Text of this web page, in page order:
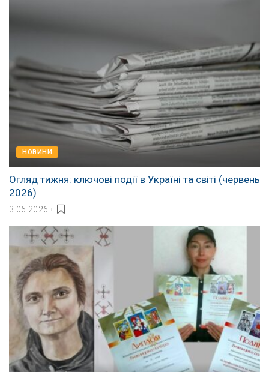
НОВИНИ
Огляд тижня: ключові події в Україні та світі (червень
2026)
3.06.2026